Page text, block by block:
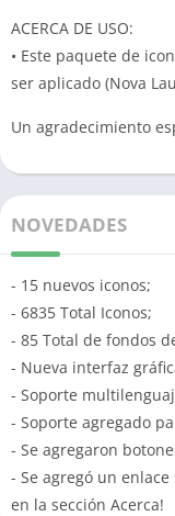
ACERCA DE USO:
• Este paquete de
ser aplicado (Nova
Un agradecimiento
NOVEDADES
- 15 nuevos iconos;
- 6835 Total Iconos;
- 85 Total de fondos
- Nueva interfaz
- Soporte
- Soporte agregado
- Se agregaron
- Se agregó un
en la sección Acerca!